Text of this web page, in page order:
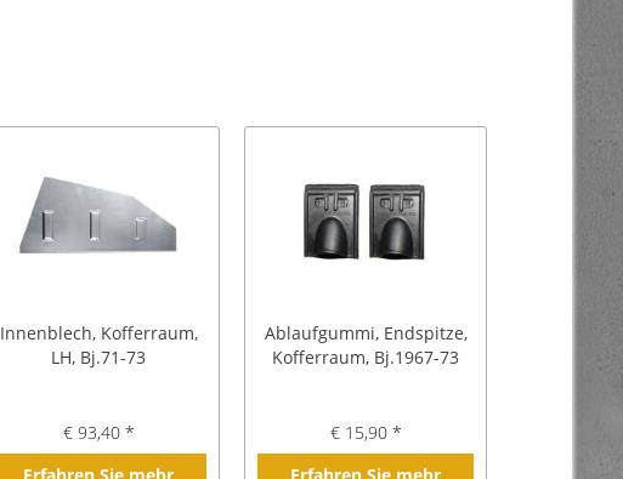
Innenblech, Kofferraum,
LH, Bj.71-73
€ 93,40 *
Ablaufgummi, Endspitze,
Kofferraum, Bj.1967-73
€ 15,90 *